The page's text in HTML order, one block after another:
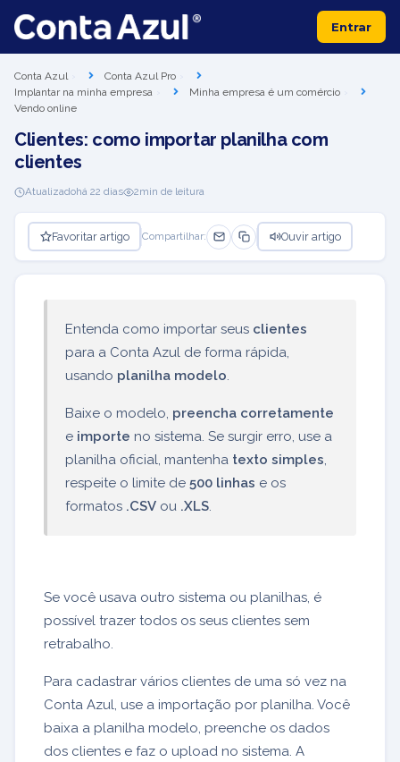
Entrar
Conta Azul
Conta Azul Pro
Implantar na minha empresa
Minha empresa é um comércio
Vendo online
Clientes: como importar planilha com
clientes
Atualizadohá 22 dias 2min de leitura
Favoritar artigo Compartilhar: Ouvir artigo
Entenda como importar seus clientes
para a Conta Azul de forma rápida,
usando planilha modelo.
Baixe o modelo, preencha corretamente
e importe no sistema. Se surgir erro, use a
planilha oficial, mantenha texto simples,
respeite o limite de 500 linhas e os
formatos .CSV ou .XLS.
Se você usava outro sistema ou planilhas, é
possível trazer todos os seus clientes sem
retrabalho.
Para cadastrar vários clientes de uma só vez na
Conta Azul, use a importação por planilha. Você
baixa a planilha modelo, preenche os dados
dos clientes e faz o upload no sistema. A